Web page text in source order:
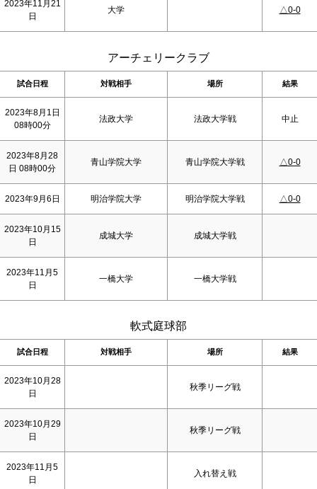
2023年11月21
日
大学 △0-0
アーチェリークラブ
試合日程 対戦相手 場所 結果
2023年8月1日
08時00分
法政大学 法政大学戦 中止
2023年8月28
日 08時00分
青山学院大学 青山学院大学戦 △0-0
2023年9月6日 明治学院大学 明治学院大学戦 △0-0
2023年10月15
日
成城大学 成城大学戦
2023年11月5
日
一橋大学 一橋大学戦
軟式庭球部
試合日程 対戦相手 場所 結果
2023年10月28
日
秋季リーグ戦
2023年10月29
日
秋季リーグ戦
2023年11月5
日
入れ替え戦